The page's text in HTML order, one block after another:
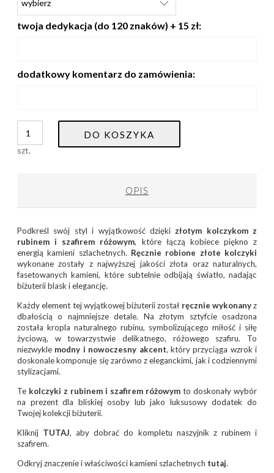
twoja dedykacja (do 120 znaków) + 15 zł:
dodatkowy komentarz do zamówienia:
szt.
DO KOSZYKA
OPIS
Podkreśl swój styl i wyjątkowość dziękizłotym kolczykom z
rubinem i szafirem różowym, które łączą kobiece piękno z
energią kamieni szlachetnych. Ręcznie robione złote kolczyki
wykonane zostały z najwyższej jakości złota oraz naturalnych,
fasetowanych kamieni, które subtelnie odbijają światło, nadając
biżuterii blask i elegancję.
Każdy element tej wyjątkowej biżuterii został ręcznie wykonanyz
dbałością o najmniejsze detale. Na złotym sztyfcie osadzona
została kropla naturalnego rubinu, symbolizującego miłość i siłę
życiową, w towarzystwie delikatnego, różowego szafiru. To
niezwykle modny i nowoczesny akcent, który przyciąga wzrok i
doskonale komponuje się zarówno z eleganckimi, jak i codziennymi
stylizacjami.
Te kolczyki z rubinem i szafirem różowym to doskonały wybór
na prezent dla bliskiej osoby lub jako luksusowy dodatek do
Twojej kolekcji biżuterii.
Kliknij TUTAJ, aby dobrać do kompletu naszyjnik z rubinem i
szafirem.
Odkryj znaczenie i właściwości kamieni szlachetnych tutaj.